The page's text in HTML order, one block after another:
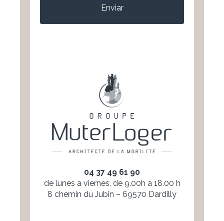
04 37 49 61 90
de lunes a viernes, de 9.00h a 18.00 h
8 chemin du Jubin – 69570 Dardilly